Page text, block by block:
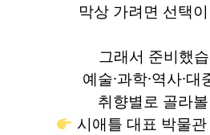
막상 가려면 선택
그래서 준비했
예술·과학·역사·대
취향별로 골라
시애틀 대표 박물